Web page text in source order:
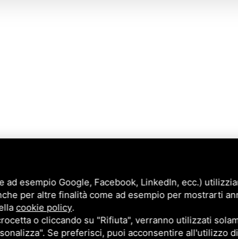
ad esempio Google, Facebook, LinkedIn, ecc.)
per altre finalità come ad esempio per mostrarti
cookie policy.
o cliccando su "Rifiuta", verranno utilizzati
Se preferisci, puoi acconsentire all'utilizzo
Annunci
Blog
Contatti